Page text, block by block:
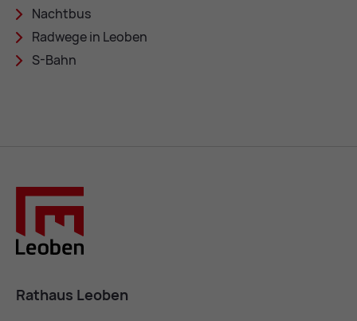
Nacht­bus
Rad­we­ge in Leo­ben
S-Bahn
Rathaus Leoben